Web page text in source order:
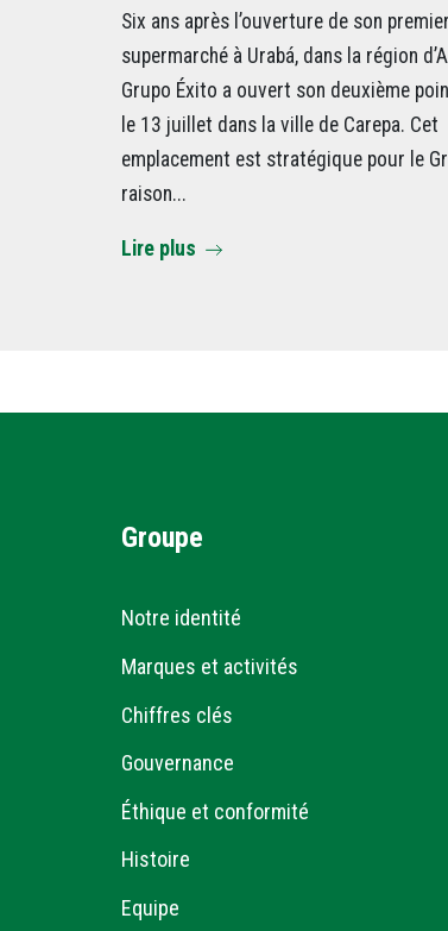
Six ans après l’ouverture de son premier
supermarché à Urabá, dans la région
Grupo Éxito a ouvert son deuxième
le 13 juillet dans la ville de Carepa. Cet
emplacement est stratégique pour le
raison...
Lire plus
Groupe
Notre identité
Marques et activités
Chiffres clés
Gouvernance
Éthique et conformité
Histoire
Equipe